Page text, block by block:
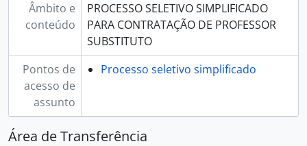
Âmbito e
conteúdo
PROCESSO SELETIVO SIMPLIFICADO
PARA CONTRATAÇÃO DE PROFESSOR
SUBSTITUTO
Pontos de
acesso de
assunto
Processo seletivo simplificado
Área de Transferência